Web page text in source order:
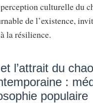
culturelle du
de l’existence,
la résilience.
l’attrait du
:
populaire